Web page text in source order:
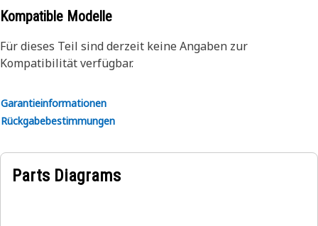
Kompatible Modelle
Für dieses Teil sind derzeit keine Angaben zur
Kompatibilität verfügbar.
Garantieinformationen
Rückgabebestimmungen
Parts Diagrams